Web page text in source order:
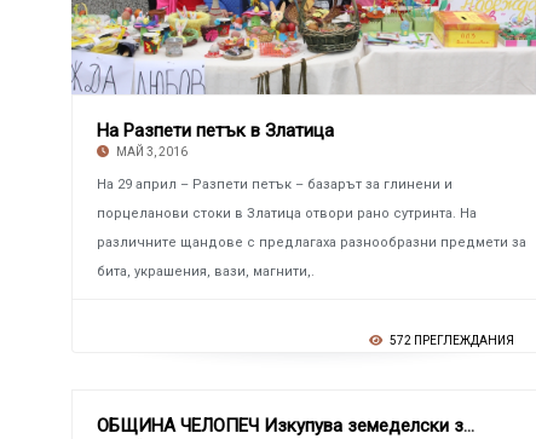
На Разпети петък в Златица
МАЙ 3, 2016
На 29 април – Разпети петък – базарът за глинени и
порцеланови стоки в Златица отвори рано сутринта. На
различните щандове с предлагаха разнообразни предмети за
бита, украшения, вази, магнити,.
572 ПРЕГЛЕЖДАНИЯ
ОБЩИНА ЧЕЛОПЕЧ Изкупува земеделски земи в ме